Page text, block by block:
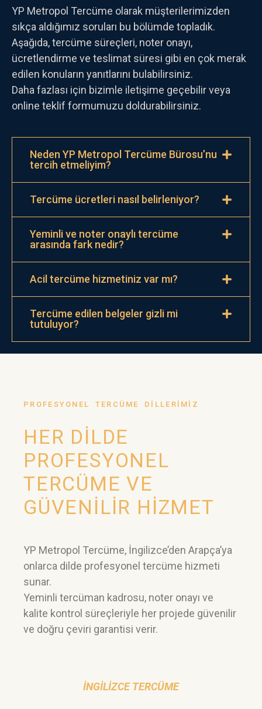
YP Metropol Tercüme olarak müşterilerimizden
sıkça aldığımız soruları bu bölümde topladık.
Aşağıda, tercüme süreçleri, noter onayı,
ücretlendirme ve teslimat süresi gibi en çok merak
edilen konuların yanıtlarını bulabilirsiniz.
Daha fazlası için bizimle iletişime geçebilir veya
online teklif formumuzu doldurabilirsiniz.
Neden YP Metropol Tercüme Bürosu’nu
tercih etmeliyim?
Tercüme ücretleri nasıl belirleniyor?
Yeminli ve noter onaylı tercüme
arasında fark nedir?
Acil tercüme hizmetiniz var mı?
Tercüme edilen belgeler gizli mi
tutuluyor?
PROFESYONEL TERCÜME DİLLERİMİZ
HER DİLDE
PROFESYONEL
TERCÜME VE
GÜVENİLİR HİZMET
YP Metropol Tercüme, İngilizce’den Arapça’ya
onlarca dilde profesyonel tercüme hizmeti
sunar.
Yeminli tercüman kadrosu, noter onayı ve
kalite kontrol süreçleriyle her projede güvenilir
ve doğru çeviri garantisi verir.
İNGILIZCE TERCÜME